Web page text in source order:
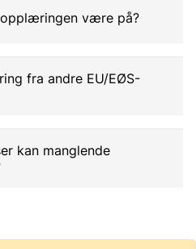
være på?
fra andre EU/EØS-
kan manglende